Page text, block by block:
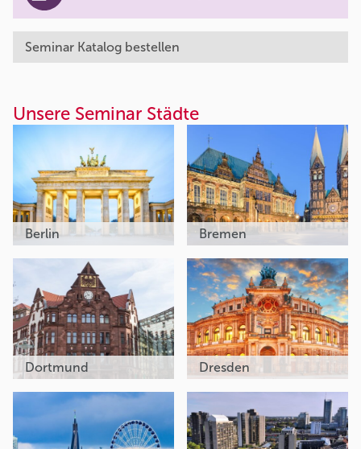
Seminar Katalog bestellen
Unsere Seminar Städte
Berlin Bremen
Dortmund Dresden